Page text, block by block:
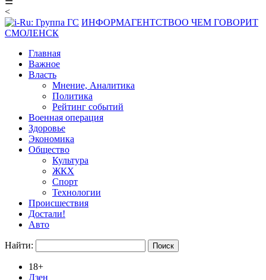
<
ИНФОРМАГЕНТСТВОО ЧЕМ ГОВОРИТ
СМОЛЕНСК
Главная
Важное
Власть
Мнение, Аналитика
Политика
Рейтинг событий
Военная операция
Здоровье
Экономика
Общество
Культура
ЖКХ
Спорт
Технологии
Происшествия
Достали!
Авто
Найти:
18+
Дзен